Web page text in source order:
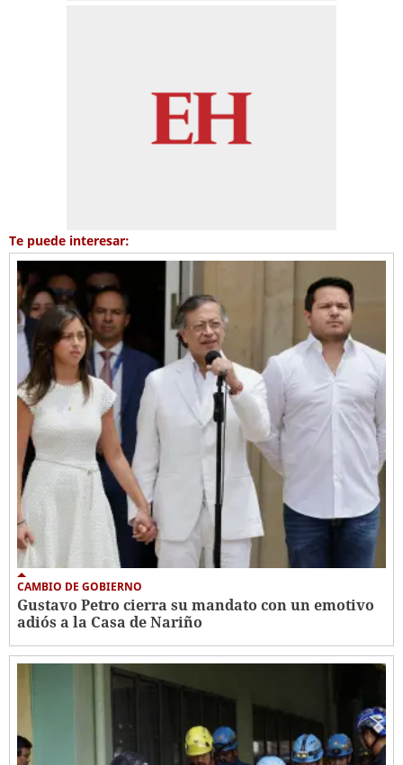
Te puede interesar:
CAMBIO DE GOBIERNO
Gustavo Petro cierra su mandato con un emotivo
adiós a la Casa de Nariño